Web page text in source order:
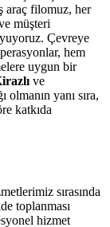
araç filomuz, her
müşteri
Çevreye
hem
uygun bir
ve
yanı sıra,
katkıda
sırasında
toplanması
hizmet